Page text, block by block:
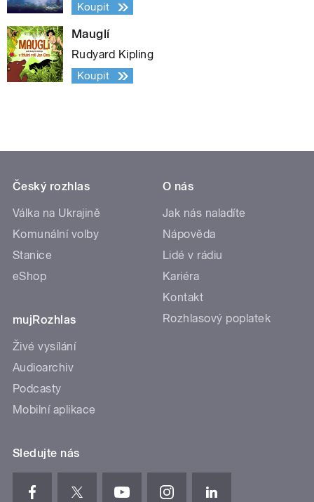
Koupit
Mauglí
Rudyard Kipling
Koupit
Český rozhlas
Válka na Ukrajině
Komunální volby
Stanice
eShop
mujRozhlas
Živé vysílání
Audioarchiv
Podcasty
Mobilní aplikace
O nás
Jak nás naladíte
Nápověda
Lidé v rádiu
Kariéra
Kontakt
Rozhlasový poplatek
Sledujte nás